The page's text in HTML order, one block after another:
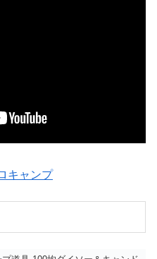
キャンプ